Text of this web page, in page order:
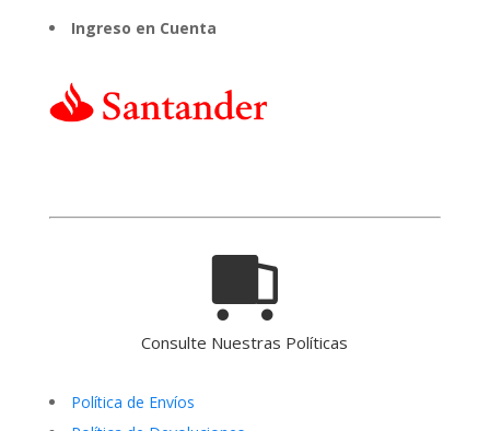
Ingreso en Cuenta
Consulte Nuestras Políticas
Política de Envíos